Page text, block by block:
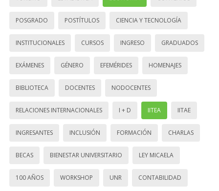
POSGRADO POSTÍTULOS CIENCIA Y TECNOLOGÍA
INSTITUCIONALES CURSOS INGRESO GRADUADOS
EXÁMENES GÉNERO EFEMÉRIDES HOMENAJES
BIBLIOTECA DOCENTES NODOCENTES
RELACIONES INTERNACIONALES I + D IITEA IITAE
INGRESANTES INCLUSIÓN FORMACIÓN CHARLAS
BECAS BIENESTAR UNIVERSITARIO LEY MICAELA
100 AÑOS WORKSHOP UNR CONTABILIDAD